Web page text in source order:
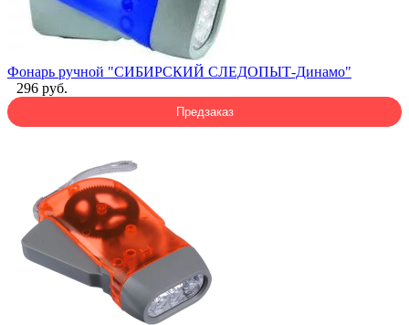
Фонарь ручной "СИБИРСКИЙ СЛЕДОПЫТ-Динамо"
296 руб.
Предзаказ